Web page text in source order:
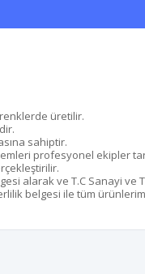
üretilir.
sahiptir.
profesyonel ekipler
alarak ve T.C Sanayi ve
belgesi ile tüm